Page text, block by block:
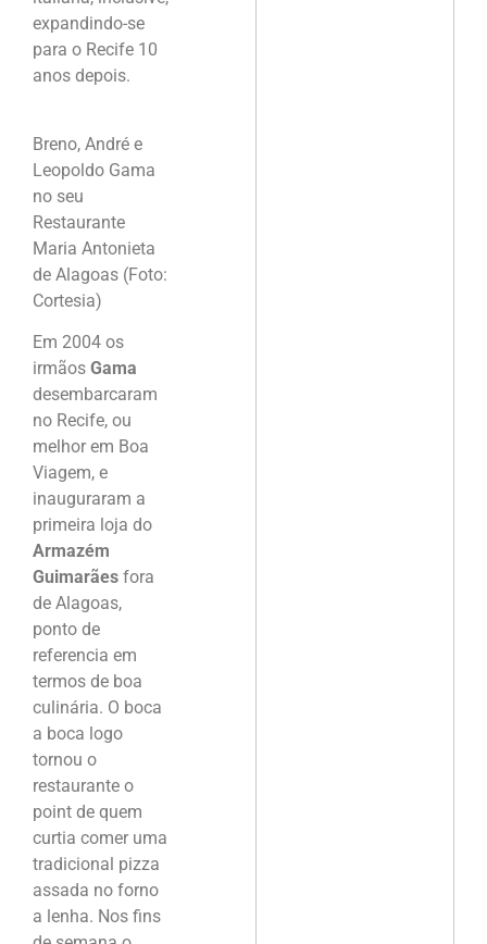
expandindo-se
para o Recife 10
anos depois.
Breno, André e
Leopoldo Gama
no seu
Restaurante
Maria Antonieta
de Alagoas (Foto:
Cortesia)
Em 2004 os
irmãos Gama
desembarcaram
no Recife, ou
melhor em Boa
Viagem, e
inauguraram a
primeira loja do
Armazém
Guimarães fora
de Alagoas,
ponto de
referencia em
termos de boa
culinária. O boca
a boca logo
tornou o
restaurante o
point de quem
curtia comer uma
tradicional pizza
assada no forno
a lenha. Nos fins